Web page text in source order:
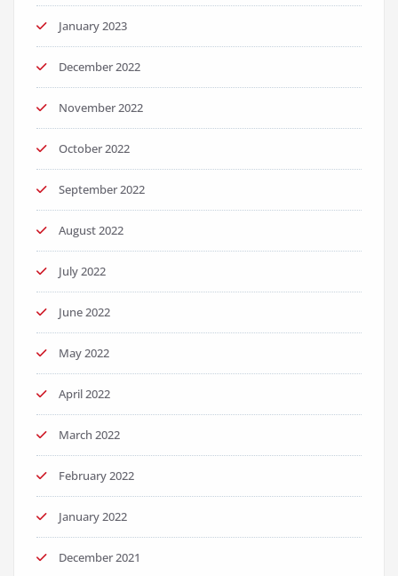
January 2023
December 2022
November 2022
October 2022
September 2022
August 2022
July 2022
June 2022
May 2022
April 2022
March 2022
February 2022
January 2022
December 2021